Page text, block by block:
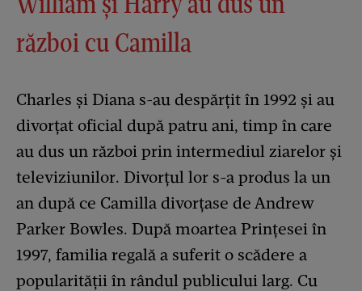
război cu Camilla
Charles şi Diana s-au despărţit în 1992 şi au
divorţat oficial după patru ani, timp în care
au dus un război prin intermediul ziarelor şi
televiziunilor. Divorţul lor s-a produs la un
an după ce Camilla divorţase de Andrew
Parker Bowles. După moartea Prințesei în
1997, familia regală a suferit o scădere a
popularității în rândul publicului larg. Cu